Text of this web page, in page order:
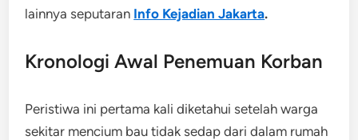
lainnya seputaran Info Kejadian Jakarta.
Kronologi Awal Penemuan Korban
Peristiwa ini pertama kali diketahui setelah warga
sekitar mencium bau tidak sedap dari dalam rumah